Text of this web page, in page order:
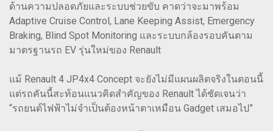
ด้านความปลอดภัยและระบบช่วยขับ คาดว่าจะมาพร้อม
Adaptive Cruise Control, Lane Keeping Assist, Emergency
Braking, Blind Spot Monitoring และระบบกล้องรอบคันตาม
มาตรฐานรถ EV รุ่นใหม่ของ Renault
แม้ Renault 4 JP4x4 Concept จะยังไม่มีแผนผลิตจริงในตอนนี้
แต่รถคันนี้สะท้อนแนวคิดสำคัญของ Renault ได้ชัดเจนว่า
“รถยนต์ไฟฟ้าไม่จำเป็นต้องหน้าตาเหมือน Gadget เสมอไป”